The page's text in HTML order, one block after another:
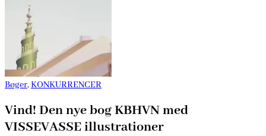
Bøger,KONKURRENCER
Vind! Den nye bog KBHVN med
VISSEVASSE illustrationer